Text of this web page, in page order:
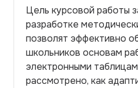
Цель курсовой работы
разработке
позволят эффективно
школьников основам
электронными
рассмотрено, как